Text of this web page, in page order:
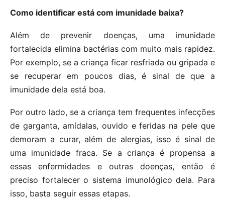
Como identificar está com imunidade baixa?
Além de prevenir doenças, uma imunidade
fortalecida elimina bactérias com muito mais rapidez.
Por exemplo, se a criança ficar resfriada ou gripada e
se recuperar em poucos dias, é sinal de que a
imunidade dela está boa.
Por outro lado, se a criança tem frequentes infecções
de garganta, amídalas, ouvido e feridas na pele que
demoram a curar, além de alergias, isso é sinal de
uma imunidade fraca. Se a criança é propensa a
essas enfermidades e outras doenças, então é
preciso fortalecer o sistema imunológico dela. Para
isso, basta seguir essas etapas.